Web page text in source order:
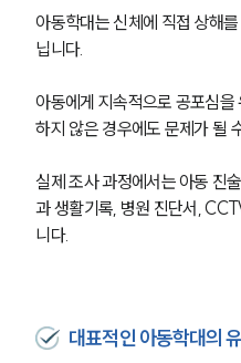
아동학대는 신체에 직접 상해
닙니다.
아동에게 지속적으로 공포심
하지 않은 경우에도 문제가 될
실제 조사 과정에서는 아동 진
과 생활기록, 병원 진단서,
니다.
대표적인 아동학대의